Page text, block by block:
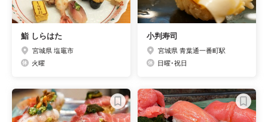
鮨 しらはた
宮城県 塩竈市
火曜
小判寿司
宮城県 青葉通一番町駅
日曜･祝日